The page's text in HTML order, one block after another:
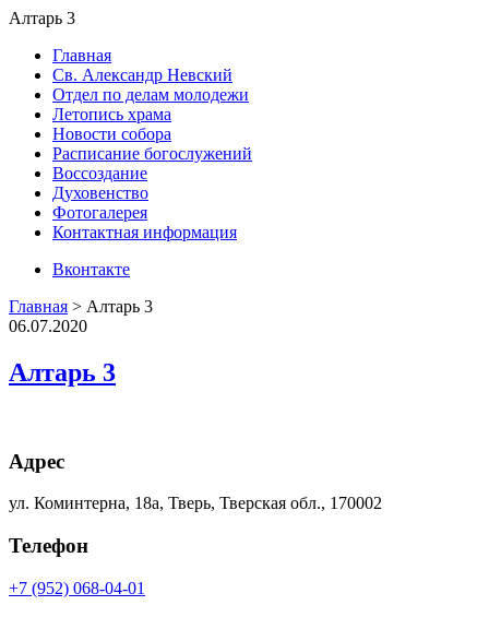
Алтарь 3
Главная
Св. Александр Невский
Отдел по делам молодежи
Летопись храма
Новости собора
Расписание богослужений
Воссоздание
Духовенство
Фотогалерея
Контактная информация
Вконтакте
Главная > Алтарь 3
06.07.2020
Алтарь 3
Адрес
ул. Коминтерна, 18а, Тверь, Тверская обл., 170002
Телефон
+7 (952) 068-04-01